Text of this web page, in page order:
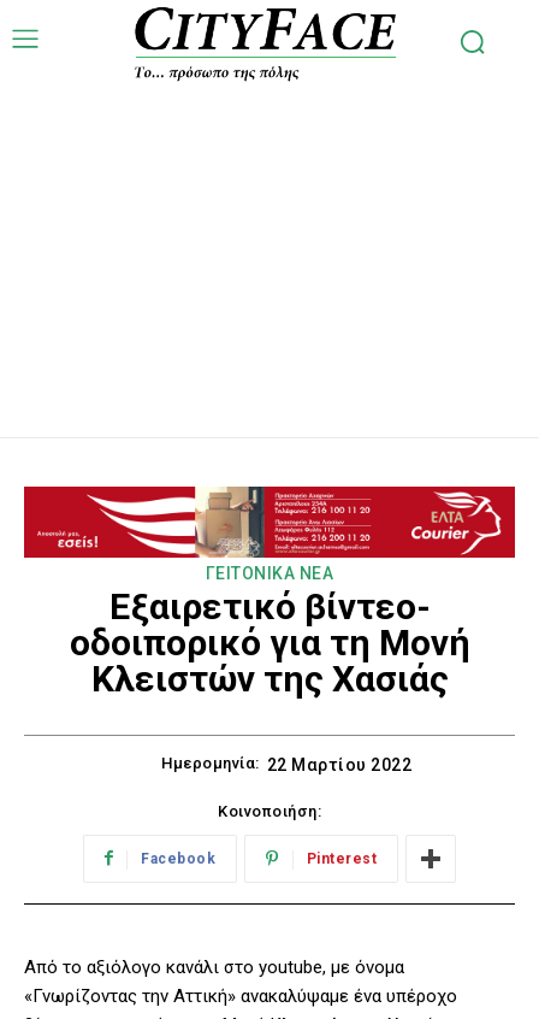
ΓΕΙΤΟΝΙΚΑ ΝΕΑ
Εξαιρετικό βίντεο-
οδοιπορικό για τη Μονή
Κλειστών της Χασιάς
Ημερομηνία: 22 Μαρτίου 2022
Κοινοποιήση:
Facebook Pinterest
Από το αξιόλογο κανάλι στο youtube, με όνομα
«Γνωρίζοντας την Αττική» ανακαλύψαμε ένα υπέροχο